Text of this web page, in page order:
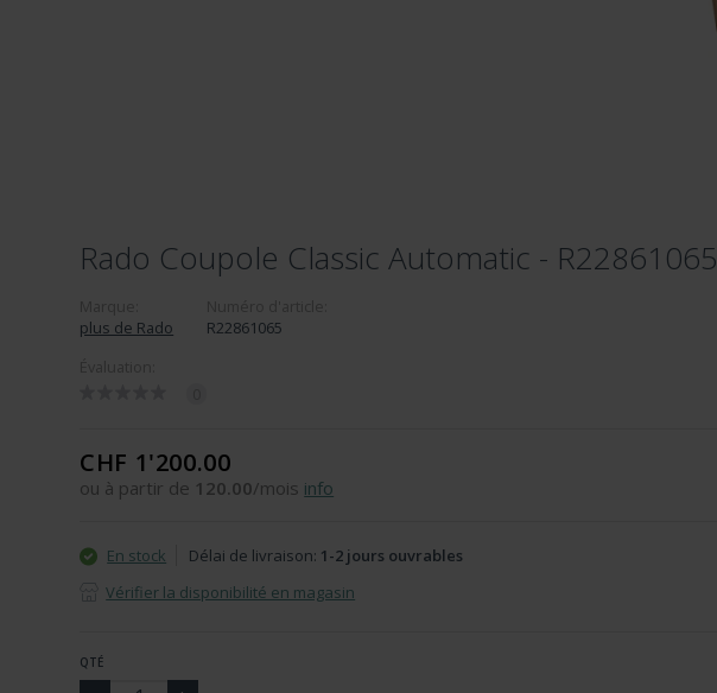
Rado Coupole Classic Automatic - R22861065
plus de Rado
R22861065
CHF 1'200.00
ou à partir de 120.00/mois info
En stock Délai de livraison: 1-2 jours ouvrables
Vérifier la disponibilité en magasin
QTÉ